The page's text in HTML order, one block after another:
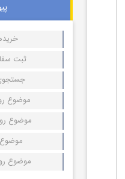
ثبت
موضوع
موضوع
موضوع
موضوع